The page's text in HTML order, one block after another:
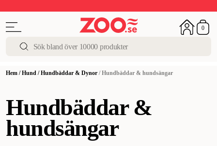
0
Hem /Hund /Hundbäddar & Dynor /Hundbäddar & hundsängar
Hundbäddar &
hundsängar